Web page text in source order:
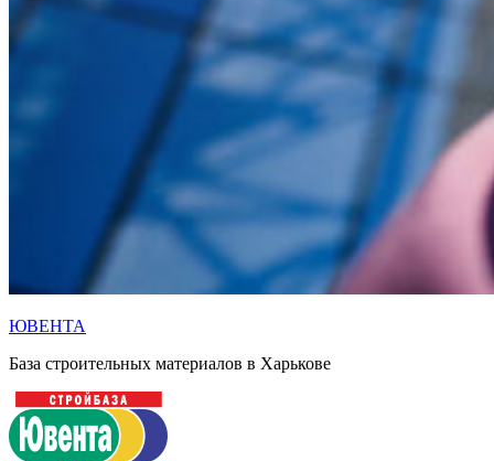
ЮВЕНТА
База строительных материалов в Харькове